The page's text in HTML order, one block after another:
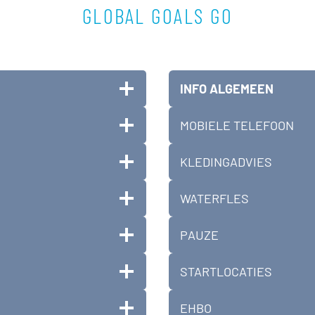
GLOBAL GOALS GO
INFO ALGEMEEN
MOBIELE TELEFOON
KLEDINGADVIES
WATERFLES
PAUZE
STARTLOCATIES
EHBO